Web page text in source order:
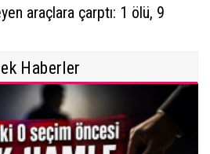
araçlara çarptı: 1 ölü, 9
Haberler